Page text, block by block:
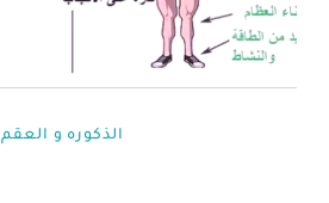
الذكوره و العقم⁩